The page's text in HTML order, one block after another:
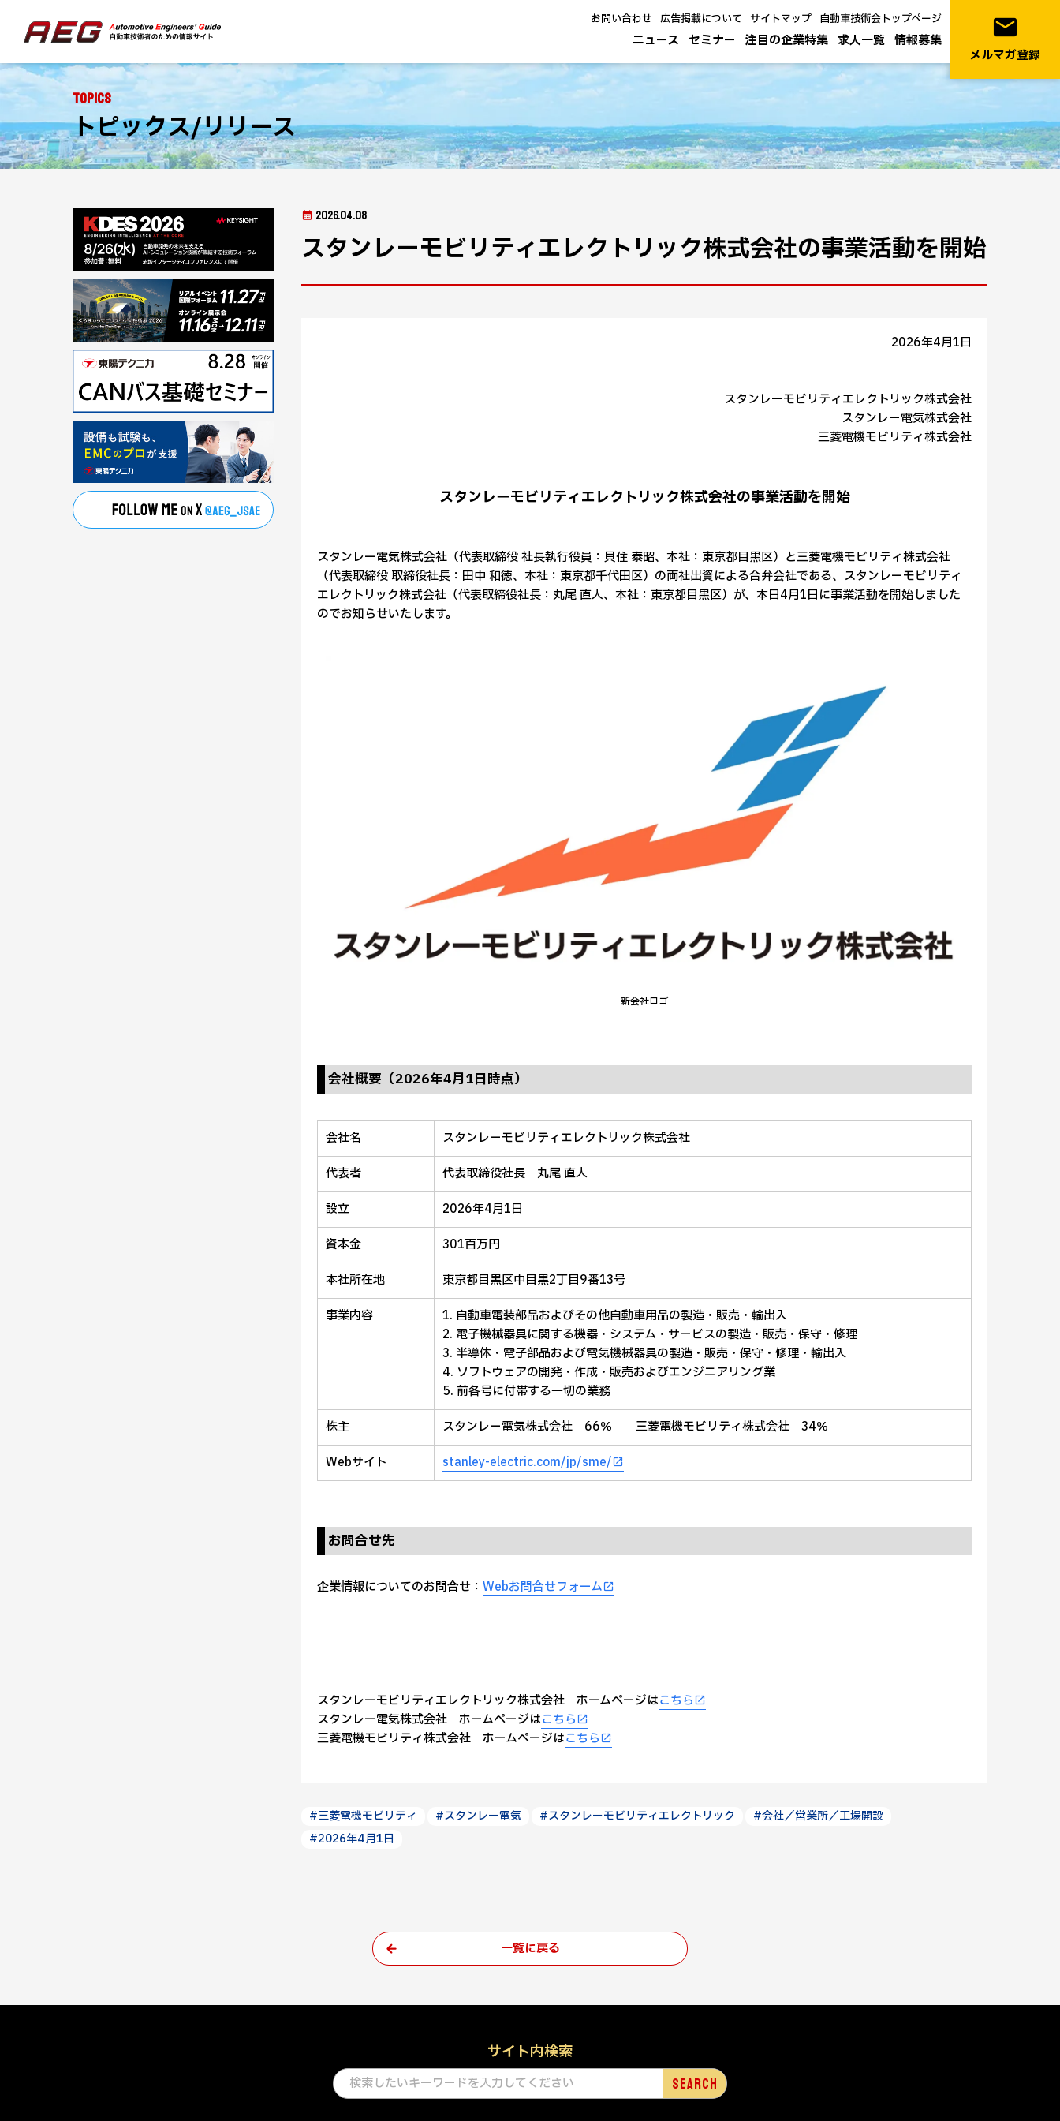
ニュース セミナー 注目の企業特集 求人一覧 情報募集
お問い合わせ 広告掲載について サイトマップ 自動車技術会トップページ email
メルマガ登録
Topics
トピックス/リリース
2026.04.08
スタンレーモビリティエレクトリック株式会社の事業活動を開始
2026年4月1日
スタンレーモビリティエレクトリック株式会社
スタンレー電気株式会社
三菱電機モビリティ株式会社
スタンレーモビリティエレクトリック株式会社の事業活動を開始
スタンレー電気株式会社（代表取締役 社長執行役員：貝住 泰昭、本社：東京都目黒区）と三菱電機モビリティ株式会社
（代表取締役 取締役社長：田中 和徳、本社：東京都千代田区）の両社出資による合弁会社である、スタンレーモビリティ
エレクトリック株式会社（代表取締役社長：丸尾 直人、本社：東京都目黒区）が、本日4月1日に事業活動を開始しました
のでお知らせいたします。
新会社ロゴ
会社概要（2026年4月1日時点）
会社名
スタンレーモビリティエレクトリック株式会社
代表者
代表取締役社長 丸尾 直人
設立
2026年4月1日
資本金
301百万円
本社所在地
東京都目黒区中目黒2丁目9番13号
事業内容
1. 自動車電装部品およびその他自動車用品の製造・販売・輸出入
2. 電子機械器具に関する機器・システム・サービスの製造・販売・保守・修理
3. 半導体・電子部品および電気機械器具の製造・販売・保守・修理・輸出入
4. ソフトウェアの開発・作成・販売およびエンジニアリング業
5. 前各号に付帯する一切の業務
株主
スタンレー電気株式会社 66％ 三菱電機モビリティ株式会社 34％
Webサイト
stanley-electric.com/jp/sme/
お問合せ先
企業情報についてのお問合せ： Webお問合せフォーム
スタンレーモビリティエレクトリック株式会社 ホームページはこちら
スタンレー電気株式会社 ホームページはこちら
三菱電機モビリティ株式会社 ホームページはこちら
#三菱電機モビリティ #スタンレー電気 #スタンレーモビリティエレクトリック
#会社／営業所／工場開設
#2026年4月1日
一覧に戻る
サイト内検索